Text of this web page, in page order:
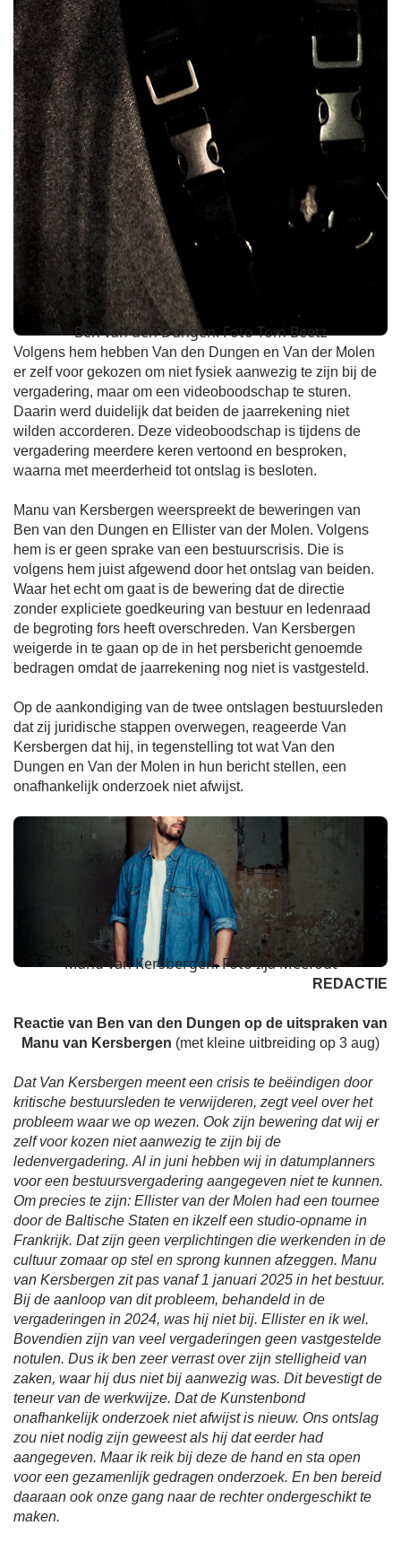
Ben van den Dungen. Foto Tom Beetz
Volgens hem hebben Van den Dungen en Van der Molen
er zelf voor gekozen om niet fysiek aanwezig te zijn bij de
vergadering, maar om een videoboodschap te sturen.
Daarin werd duidelijk dat beiden de jaarrekening niet
wilden accorderen. Deze videoboodschap is tijdens de
vergadering meerdere keren vertoond en besproken,
waarna met meerderheid tot ontslag is besloten.
Manu van Kersbergen weerspreekt de beweringen van
Ben van den Dungen en Ellister van der Molen. Volgens
hem is er geen sprake van een bestuurscrisis. Die is
volgens hem juist afgewend door het ontslag van beiden.
Waar het echt om gaat is de bewering dat de directie
zonder expliciete goedkeuring van bestuur en ledenraad
de begroting fors heeft overschreden. Van Kersbergen
weigerde in te gaan op de in het persbericht genoemde
bedragen omdat de jaarrekening nog niet is vastgesteld.
Op de aankondiging van de twee ontslagen bestuursleden
dat zij juridische stappen overwegen, reageerde Van
Kersbergen dat hij, in tegenstelling tot wat Van den
Dungen en Van der Molen in hun bericht stellen, een
onafhankelijk onderzoek niet afwijst.
Manu van Kersbergen. Foto Ilja Meefout
REDACTIE
Reactie van Ben van den Dungen op de uitspraken van
Manu van Kersbergen (met kleine uitbreiding op 3 aug)
Dat Van Kersbergen meent een crisis te beëindigen door
kritische bestuursleden te verwijderen, zegt veel over het
probleem waar we op wezen. Ook zijn bewering dat wij er
zelf voor kozen niet aanwezig te zijn bij de
ledenvergadering. Al in juni hebben wij in datumplanners
voor een bestuursvergadering aangegeven niet te kunnen.
Om precies te zijn: Ellister van der Molen had een tournee
door de Baltische Staten en ikzelf een studio-opname in
Frankrijk. Dat zijn geen verplichtingen die werkenden in de
cultuur zomaar op stel en sprong kunnen afzeggen. Manu
van Kersbergen zit pas vanaf 1 januari 2025 in het bestuur.
Bij de aanloop van dit probleem, behandeld in de
vergaderingen in 2024, was hij niet bij. Ellister en ik wel.
Bovendien zijn van veel vergaderingen geen vastgestelde
notulen. Dus ik ben zeer verrast over zijn stelligheid van
zaken, waar hij dus niet bij aanwezig was. Dit bevestigt de
teneur van de werkwijze. Dat de Kunstenbond
onafhankelijk onderzoek niet afwijst is nieuw. Ons ontslag
zou niet nodig zijn geweest als hij dat eerder had
aangegeven. Maar ik reik bij deze de hand en sta open
voor een gezamenlijk gedragen onderzoek. En ben bereid
daaraan ook onze gang naar de rechter ondergeschikt te
maken.